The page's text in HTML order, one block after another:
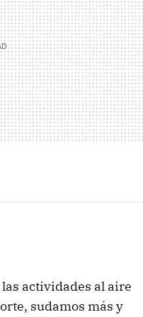
actividades al aire
sudamos más y